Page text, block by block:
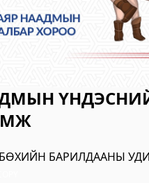
БАРИЛДААНЫ